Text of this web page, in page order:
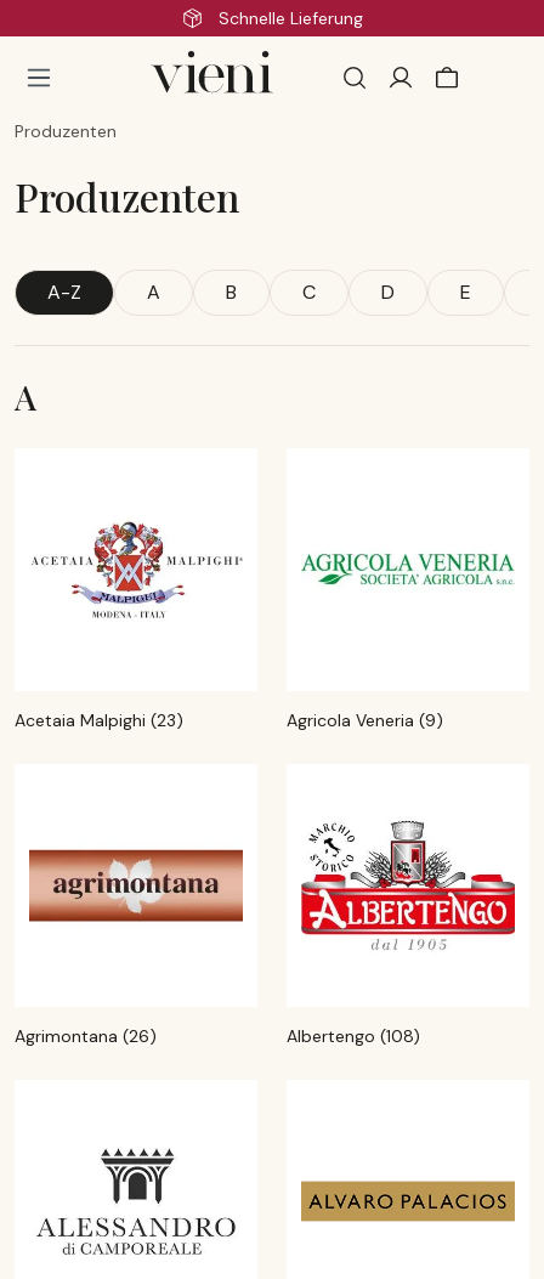
Zum Hauptinhalt springenSchnelle Lieferung
Produzenten
Produzenten
A-Z A B C D E
A
Acetaia Malpighi (23) Agricola Veneria (9)
Agrimontana (26) Albertengo (108)